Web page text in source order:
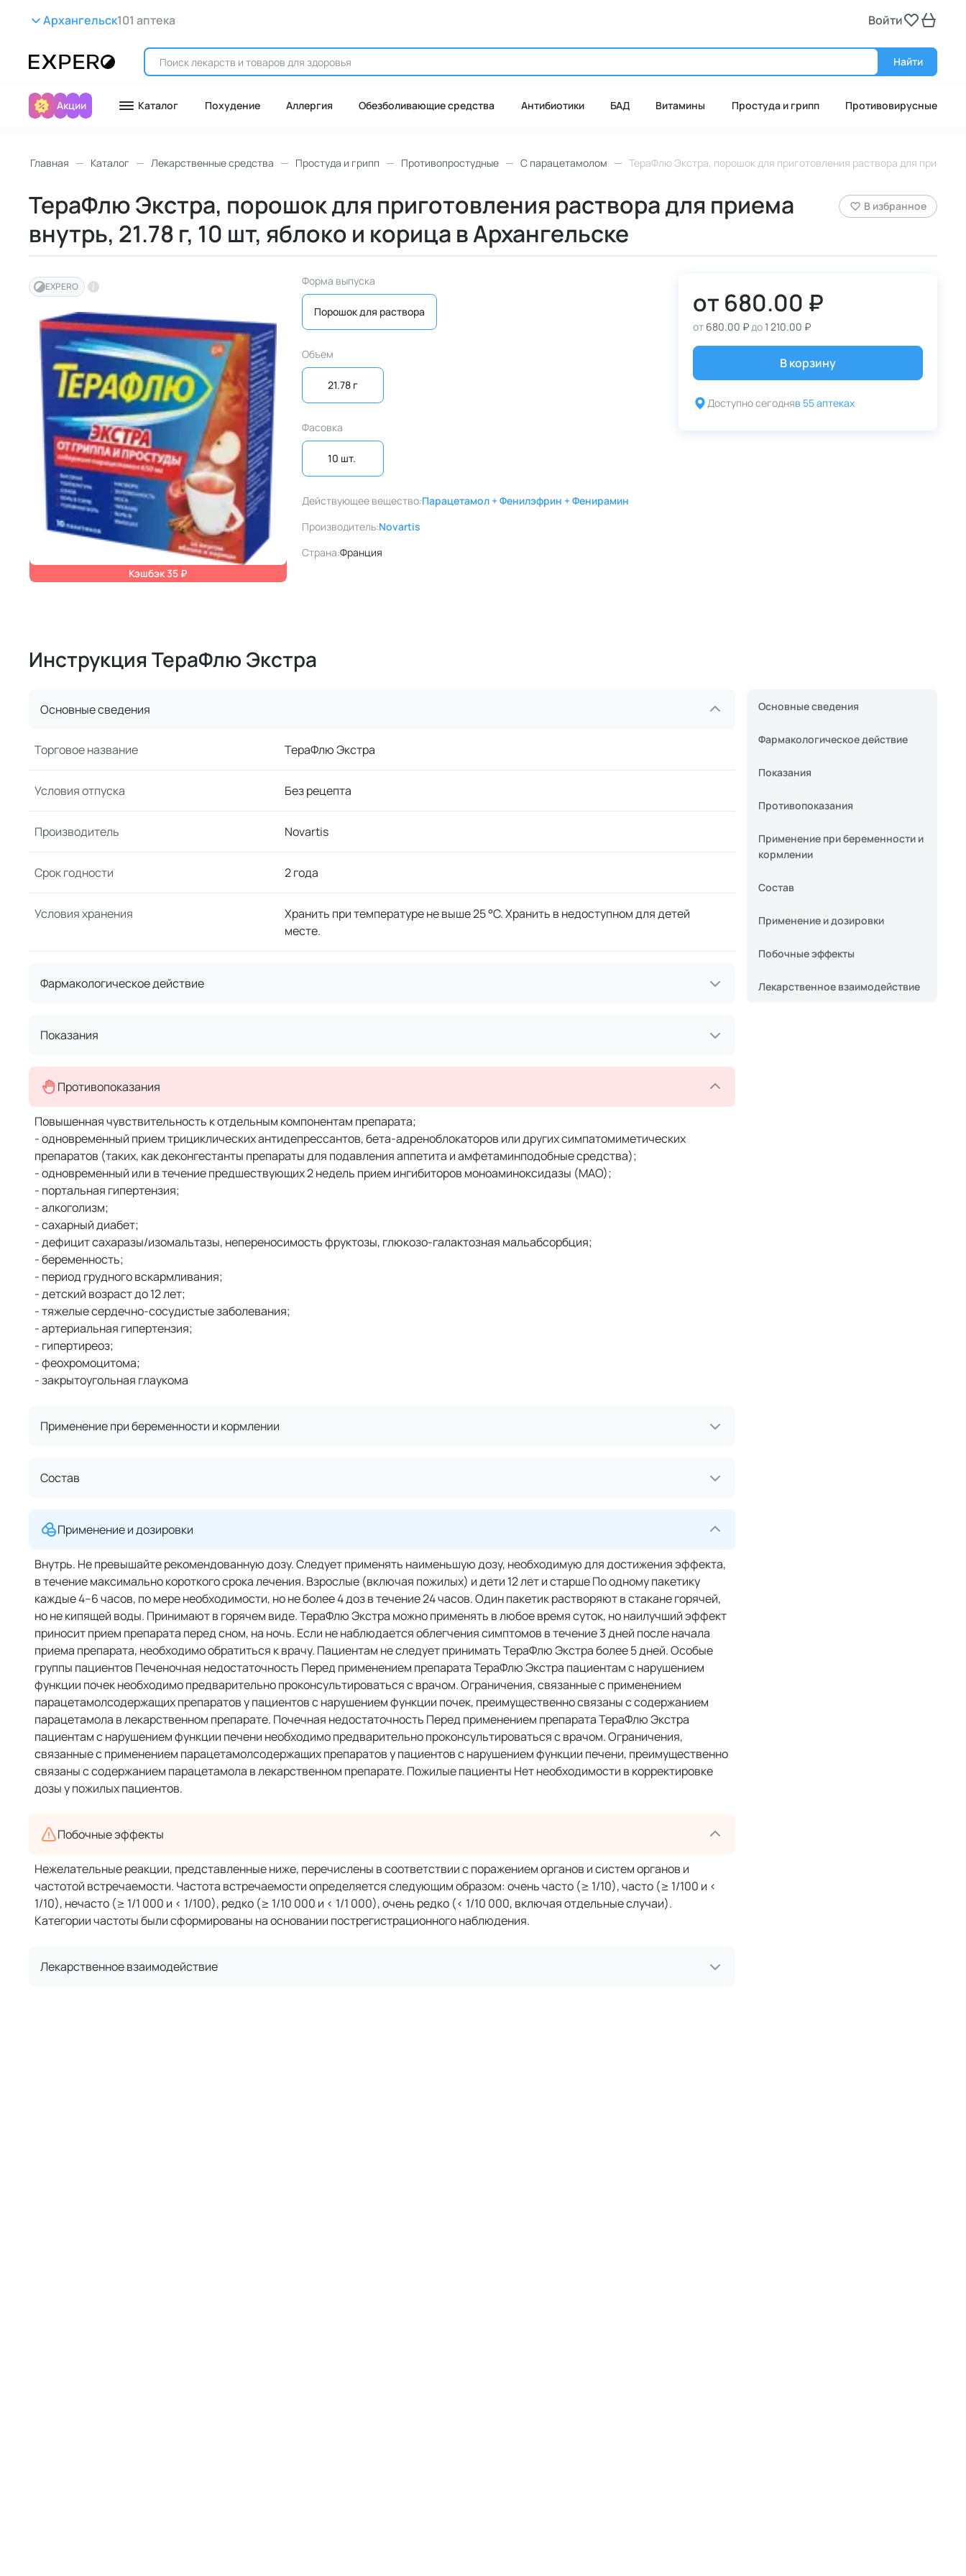
Архангельск101 аптека Войти
Найти
Акции Каталог Похудение Аллергия Обезболивающие средства Антибиотики БАД Витамины Простуда и грипп Противовирусные
Главная Каталог Лекарственные средства Простуда и грипп Противопростудные С парацетамолом ТераФлю Экстра, порошок для приготовления раствора для приема
ТераФлю Экстра, порошок для приготовления раствора для приема
внутрь, 21.78 г, 10 шт, яблоко и корица в Архангельске
В избранное
EXPERO
Кэшбэк 35 ₽
Форма выпуска
Порошок для раствора
Объем
21.78 г
Фасовка
10 шт.
Действующее вещество:Парацетамол + Фенилэфрин + Фенирамин
Производитель:Novartis
Страна:Франция
от 680.00 ₽
от 680.00 ₽до1 210.00 ₽
В корзину
Доступно сегодняв 55 аптеках
Инструкция ТераФлю Экстра
Основные сведения
Торговое название ТераФлю Экстра
Условия отпуска Без рецепта
Производитель Novartis
Срок годности 2 года
Условия хранения
Хранить при температуре не выше 25 °C. Хранить в недоступном для детей
месте.
Фармакологическое действие
Показания
Противопоказания
Повышенная чувствительность к отдельным компонентам препарата;
- одновременный прием трициклических антидепрессантов, бета-адреноблокаторов или других симпатомиметических
препаратов (таких, как деконгестанты препараты для подавления аппетита и амфетаминподобные средства);
- одновременный или в течение предшествующих 2 недель прием ингибиторов моноаминоксидазы (МАО);
- портальная гипертензия;
- алкоголизм;
- сахарный диабет;
- дефицит сахаразы/изомальтазы, непереносимость фруктозы, глюкозо-галактозная мальабсорбция;
- беременность;
- период грудного вскармливания;
- детский возраст до 12 лет;
- тяжелые сердечно-сосудистые заболевания;
- артериальная гипертензия;
- гипертиреоз;
- феохромоцитома;
- закрытоугольная глаукома
Применение при беременности и кормлении
Состав
Применение и дозировки
Внутрь. Не превышайте рекомендованную дозу. Следует применять наименьшую дозу, необходимую для достижения эффекта,
в течение максимально короткого срока лечения. Взрослые (включая пожилых) и дети 12 лет и старше По одному пакетику
каждые 4–6 часов, по мере необходимости, но не более 4 доз в течение 24 часов. Один пакетик растворяют в стакане горячей,
но не кипящей воды. Принимают в горячем виде. ТераФлю Экстра можно применять в любое время суток, но наилучший эффект
приносит прием препарата перед сном, на ночь. Если не наблюдается облегчения симптомов в течение 3 дней после начала
приема препарата, необходимо обратиться к врачу. Пациентам не следует принимать ТераФлю Экстра более 5 дней. Особые
группы пациентов Печеночная недостаточность Перед применением препарата ТераФлю Экстра пациентам с нарушением
функции почек необходимо предварительно проконсультироваться с врачом. Ограничения, связанные с применением
парацетамолсодержащих препаратов у пациентов с нарушением функции почек, преимущественно связаны с содержанием
парацетамола в лекарственном препарате. Почечная недостаточность Перед применением препарата ТераФлю Экстра
пациентам с нарушением функции печени необходимо предварительно проконсультироваться с врачом. Ограничения,
связанные с применением парацетамолсодержащих препаратов у пациентов с нарушением функции печени, преимущественно
связаны с содержанием парацетамола в лекарственном препарате. Пожилые пациенты Нет необходимости в корректировке
дозы у пожилых пациентов.
Побочные эффекты
Нежелательные реакции, представленные ниже, перечислены в соответствии с поражением органов и систем органов и
частотой встречаемости. Частота встречаемости определяется следующим образом: очень часто (≥ 1/10), часто (≥ 1/100 и <
1/10), нечасто (≥ 1/1 000 и < 1/100), редко (≥ 1/10 000 и < 1/1 000), очень редко (< 1/10 000, включая отдельные случаи).
Категории частоты были сформированы на основании пострегистрационного наблюдения.
Лекарственное взаимодействие
Основные сведения
Фармакологическое действие
Показания
Противопоказания
Применение при беременности и
кормлении
Состав
Применение и дозировки
Побочные эффекты
Лекарственное взаимодействие